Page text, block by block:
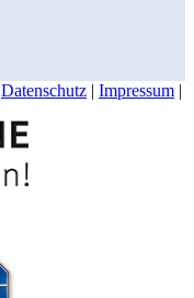
Datenschutz | Impressum |